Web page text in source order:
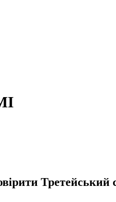
Третейський